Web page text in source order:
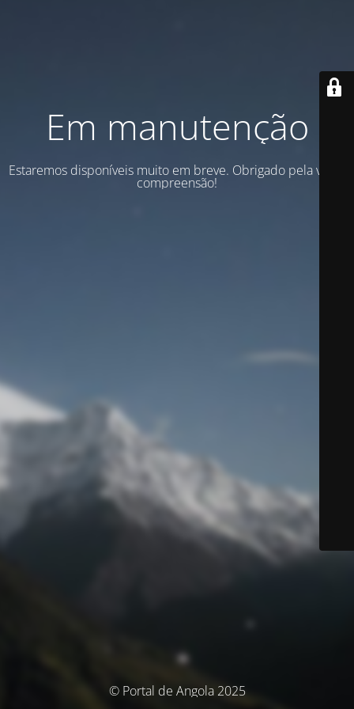
Em manutenção
Estaremos disponíveis muito em breve. Obrigado pela vossa
compreensão!
© Portal de Angola 2025